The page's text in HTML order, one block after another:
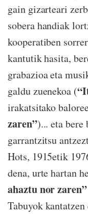
gain gizarteari
sobera handiak
kooperatiben
kantutik hasita,
grabazioa eta
galdu zuenekoa (
irakatsitako
zaren”)... eta
garrantzitsu
Hots, 1915etik
dena, urte hartan
ahaztu nor zaren”
Tabuyok